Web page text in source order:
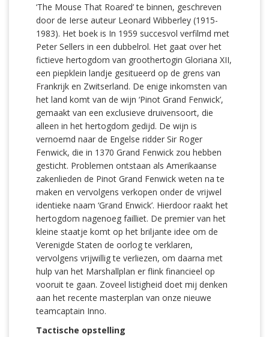
‘The Mouse That Roared’ te binnen, geschreven
door de Ierse auteur Leonard Wibberley (1915-
1983). Het boek is In 1959 succesvol verfilmd met
Peter Sellers in een dubbelrol. Het gaat over het
fictieve hertogdom van groothertogin Gloriana XII,
een piepklein landje gesitueerd op de grens van
Frankrijk en Zwitserland. De enige inkomsten van
het land komt van de wijn ‘Pinot Grand Fenwick’,
gemaakt van een exclusieve druivensoort, die
alleen in het hertogdom gedijd. De wijn is
vernoemd naar de Engelse ridder Sir Roger
Fenwick, die in 1370 Grand Fenwick zou hebben
gesticht. Problemen ontstaan als Amerikaanse
zakenlieden de Pinot Grand Fenwick weten na te
maken en vervolgens verkopen onder de vrijwel
identieke naam ‘Grand Enwick’. Hierdoor raakt het
hertogdom nagenoeg failliet. De premier van het
kleine staatje komt op het briljante idee om de
Verenigde Staten de oorlog te verklaren,
vervolgens vrijwillig te verliezen, om daarna met
hulp van het Marshallplan er flink financieel op
vooruit te gaan. Zoveel listigheid doet mij denken
aan het recente masterplan van onze nieuwe
teamcaptain Inno.
Tactische opstelling